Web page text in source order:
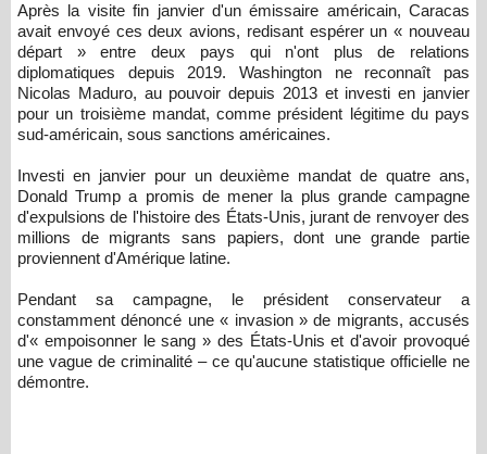
Après la visite fin janvier d'un émissaire américain, Caracas
avait envoyé ces deux avions, redisant espérer un « nouveau
départ » entre deux pays qui n'ont plus de relations
diplomatiques depuis 2019. Washington ne reconnaît pas
Nicolas Maduro, au pouvoir depuis 2013 et investi en janvier
pour un troisième mandat, comme président légitime du pays
sud-américain, sous sanctions américaines.
Investi en janvier pour un deuxième mandat de quatre ans,
Donald Trump a promis de mener la plus grande campagne
d'expulsions de l'histoire des États-Unis, jurant de renvoyer des
millions de migrants sans papiers, dont une grande partie
proviennent d'Amérique latine.
Pendant sa campagne, le président conservateur a
constamment dénoncé une « invasion » de migrants, accusés
d'« ​​​​​​​empoisonner le sang » des États-Unis et d'avoir provoqué
une vague de criminalité – ce qu'aucune statistique officielle ne
démontre.